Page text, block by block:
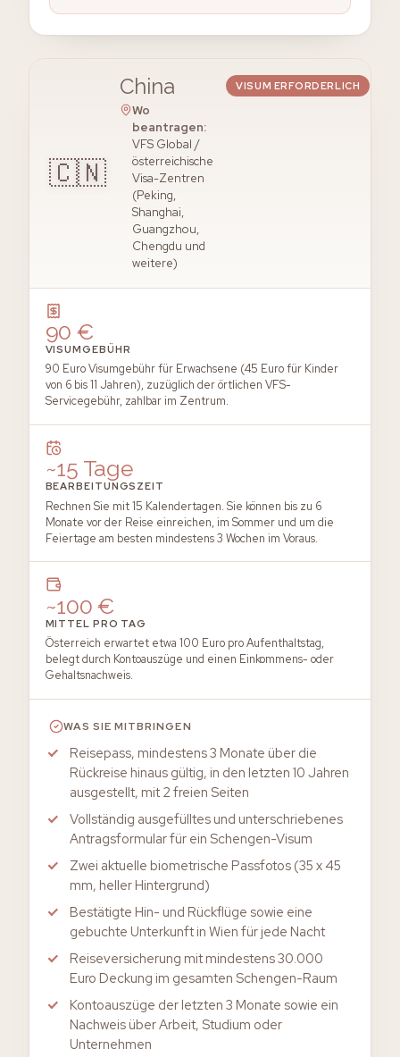
🇨🇳
China
Wo
beantragen:
VFS Global /
österreichische
Visa-Zentren
(Peking,
Shanghai,
Guangzhou,
Chengdu und
weitere)
VISUM ERFORDERLICH
90 €
VISUMGEBÜHR
90 Euro Visumgebühr für Erwachsene (45 Euro für Kinder
von 6 bis 11 Jahren), zuzüglich der örtlichen VFS-
Servicegebühr, zahlbar im Zentrum.
~15 Tage
BEARBEITUNGSZEIT
Rechnen Sie mit 15 Kalendertagen. Sie können bis zu 6
Monate vor der Reise einreichen, im Sommer und um die
Feiertage am besten mindestens 3 Wochen im Voraus.
~100 €
MITTEL PRO TAG
Österreich erwartet etwa 100 Euro pro Aufenthaltstag,
belegt durch Kontoauszüge und einen Einkommens- oder
Gehaltsnachweis.
WAS SIE MITBRINGEN
Reisepass, mindestens 3 Monate über die
Rückreise hinaus gültig, in den letzten 10 Jahren
ausgestellt, mit 2 freien Seiten
Vollständig ausgefülltes und unterschriebenes
Antragsformular für ein Schengen-Visum
Zwei aktuelle biometrische Passfotos (35 x 45
mm, heller Hintergrund)
Bestätigte Hin- und Rückflüge sowie eine
gebuchte Unterkunft in Wien für jede Nacht
Reiseversicherung mit mindestens 30.000
Euro Deckung im gesamten Schengen-Raum
Kontoauszüge der letzten 3 Monate sowie ein
Nachweis über Arbeit, Studium oder
Unternehmen